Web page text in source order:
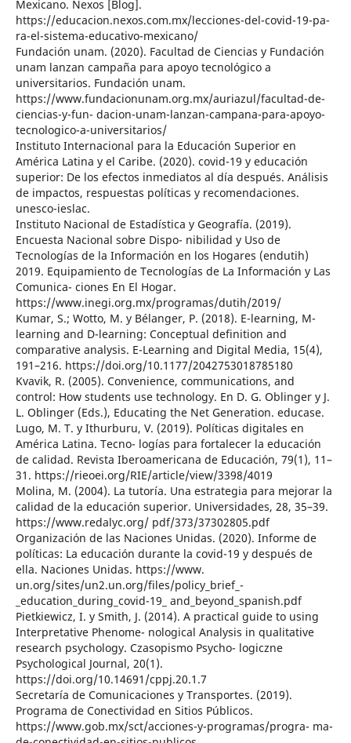
Mexicano. Nexos [Blog].
https://educacion.nexos.com.mx/lecciones-del-covid-19-pa-
ra-el-sistema-educativo-mexicano/
Fundación unam. (2020). Facultad de Ciencias y Fundación
unam lanzan campaña para apoyo tecnológico a
universitarios. Fundación unam.
https://www.fundacionunam.org.mx/auriazul/facultad-de-
ciencias-y-fun- dacion-unam-lanzan-campana-para-apoyo-
tecnologico-a-universitarios/
Instituto Internacional para la Educación Superior en
América Latina y el Caribe. (2020). covid-19 y educación
superior: De los efectos inmediatos al día después. Análisis
de impactos, respuestas políticas y recomendaciones.
unesco-ieslac.
Instituto Nacional de Estadística y Geografía. (2019).
Encuesta Nacional sobre Dispo- nibilidad y Uso de
Tecnologías de la Información en los Hogares (endutih)
2019. Equipamiento de Tecnologías de La Información y Las
Comunica- ciones En El Hogar.
https://www.inegi.org.mx/programas/dutih/2019/
Kumar, S.; Wotto, M. y Bélanger, P. (2018). E-learning, M-
learning and D-learning: Conceptual definition and
comparative analysis. E-Learning and Digital Media, 15(4),
191–216. https://doi.org/10.1177/2042753018785180
Kvavik, R. (2005). Convenience, communications, and
control: How students use technology. En D. G. Oblinger y J.
L. Oblinger (Eds.), Educating the Net Generation. educase.
Lugo, M. T. y Ithurburu, V. (2019). Políticas digitales en
América Latina. Tecno- logías para fortalecer la educación
de calidad. Revista Iberoamericana de Educación, 79(1), 11–
31. https://rieoei.org/RIE/article/view/3398/4019
Molina, M. (2004). La tutoría. Una estrategia para mejorar la
calidad de la educación superior. Universidades, 28, 35–39.
https://www.redalyc.org/ pdf/373/37302805.pdf
Organización de las Naciones Unidas. (2020). Informe de
políticas: La educación durante la covid-19 y después de
ella. Naciones Unidas. https://www.
un.org/sites/un2.un.org/files/policy_brief_-
_education_during_covid-19_ and_beyond_spanish.pdf
Pietkiewicz, I. y Smith, J. (2014). A practical guide to using
Interpretative Phenome- nological Analysis in qualitative
research psychology. Czasopismo Psycho- logiczne
Psychological Journal, 20(1).
https://doi.org/10.14691/cppj.20.1.7
Secretaría de Comunicaciones y Transportes. (2019).
Programa de Conectividad en Sitios Públicos.
https://www.gob.mx/sct/acciones-y-programas/progra- ma-